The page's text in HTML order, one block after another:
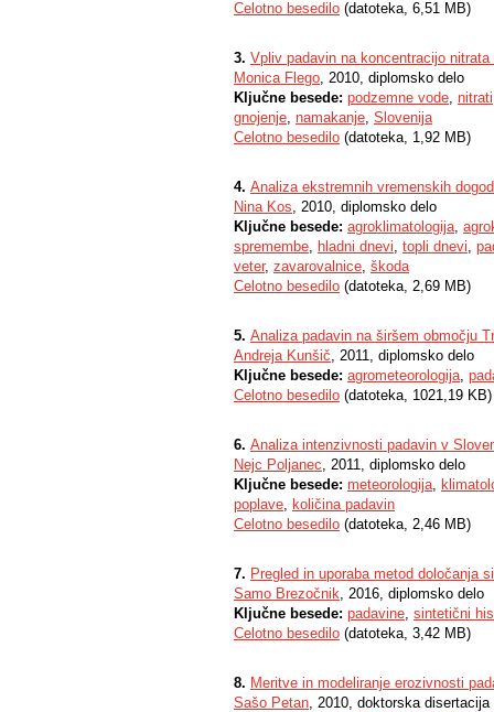
Celotno besedilo (datoteka, 6,51 MB)
3. Vpliv padavin na koncentracijo
Monica Flego, 2010, diplomsko delo
Ključne besede: podzemne vode, nitrati
gnojenje, namakanje, Slovenija
Celotno besedilo (datoteka, 1,92 MB)
4. Analiza ekstremnih vremenskih
Nina Kos, 2010, diplomsko delo
Ključne besede: agroklimatologija,
spremembe, hladni dnevi, topli dnevi,
veter, zavarovalnice, škoda
Celotno besedilo (datoteka, 2,69 MB)
5. Analiza padavin na širšem območju
Andreja Kunšič, 2011, diplomsko delo
Ključne besede: agrometeorologija,
Celotno besedilo (datoteka, 1021,19 KB)
6. Analiza intenzivnosti padavin v
Nejc Poljanec, 2011, diplomsko delo
Ključne besede: meteorologija,
poplave, količina padavin
Celotno besedilo (datoteka, 2,46 MB)
7. Pregled in uporaba metod določanja
Samo Brezočnik, 2016, diplomsko delo
Ključne besede: padavine, sintetični
Celotno besedilo (datoteka, 3,42 MB)
8. Meritve in modeliranje erozivnosti
Sašo Petan, 2010, doktorska disertacija